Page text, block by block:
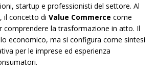
startup e professionisti del settore. Al
il concetto di Value Commerce come
comprendere la trasformazione in atto. Il
economico, ma si configura come sintesi
per le imprese ed esperienza